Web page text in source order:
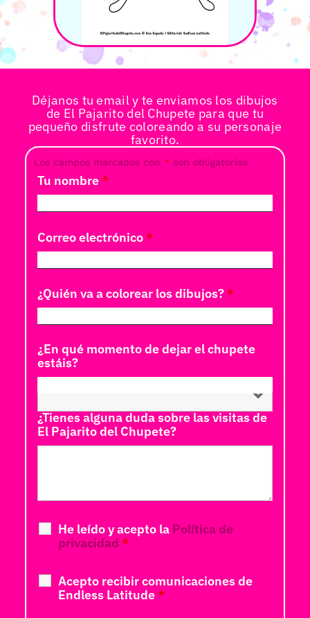
Déjanos tu email y te enviamos los dibujos
de El Pajarito del Chupete para que tu
pequeño disfrute coloreando a su personaje
favorito.
Los campos marcados con * son obligatorios
Tu nombre*
Correo electrónico*
¿Quién va a colorear los dibujos?*
¿En qué momento de dejar el chupete
estáis?
¿Tienes alguna duda sobre las visitas de
El Pajarito del Chupete?
He leído y acepto la Política de
privacidad *
Acepto recibir comunicaciones de
Endless Latitude*